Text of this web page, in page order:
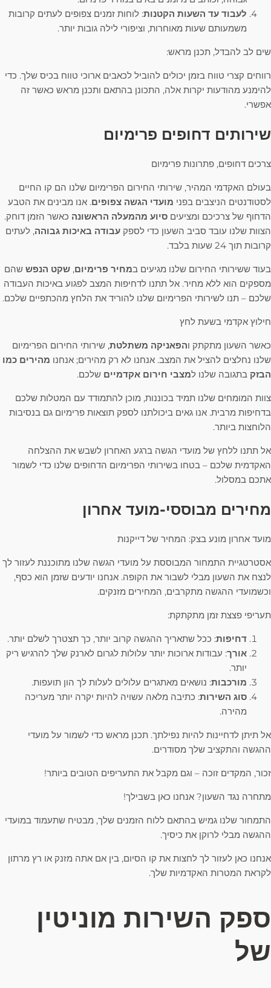
לעבוד עד השעות הקטנות: לוחות זמנים צפופים לעתים קרובות
משמעותם שעות מאוחרות, וציפורי לילה גובות יותר.
שים לב להבדל, תכנן מראש:
רווחים קצרי טווח בזמן יכולים להוביל לכאבים ארוכי טווח בכיס שלך. כדי
להימנע מהודעות יקרות אלה, התכונן בהתאם ותכנן מראש כאשר זה
אפשרי.
שירותים דחופים פרימיום
צרכים דחופים, פתרונות פרימיום
בעולם האקדמי המהיר, שירותי החירום הפרימיום שלנו הם קו החיים
לסטודנטים הניצבים בפני מועדי הגשה צפופים. אנו מבינים את הטבע
הדחוף של צרכיכם ומציעים סיוע מהמעלה הראשונה כאשר הזמן דוחק.
הצוות שלנו עובד סביב השעון כדי לספק עבודה באיכות גבוהה, לעתים
קרובות תוך 24 שעות בלבד.
בעוד ששירותי החירום שלנו מגיעים במחיר פרימיום, שקט הנפש שהם
מספקים הוא ללא מחיר. אל תתנו לדחיפות המצב לפגוע באיכות העבודה
שלכם – תנו לשירותי הפרימיום שלנו להוריד את הלחץ מהכתפיים שלכם.
חילוץ אקדמי בשעת לחץ
כאשר השעון מתקתק והפאניקה משתלטת, שירותי החירום הפרימיום
שלנו נחלצים להציל את המצב. אנחנו לא רק מהירים; אנחנו מהירים כמו
הבזק בתגובה שלנו למצבי חירום אקדמיים שלכם.
צוות המומחים שלנו תמיד בכוננות, מוכן להתמודד עם המטלות שלכם
בדחיפות מרבית. אנו גאים ביכולתנו לספק תוצאות פרימיום גם בנסיבות
הלוחצות ביותר.
אל תתנו ללחץ של מועדי הגשה ברגע האחרון לשבש את ההצלחה
האקדמית שלכם – בטחו בשירותי הפרימיום הדחופים שלנו כדי לשמור
אתכם במסלול.
מחירים מבוססי-מועד אחרון
מועד אחרון מונע בצק: המחיר של דייקנות
אסטרטגיית התמחור המבוססת על מועדי הגשה שלנו מתוכננת לעזור לך
לנצח את השעון מבלי לשבור את הקופה. אנחנו יודעים שזמן הוא כסף,
וכשמועדי ההגשה מתקרבים, המחירים מזנקים.
תעריפי פצצת זמן מתקתקת:
דחיפות: ככל שתאריך ההגשה קרוב יותר, כך תצטרך לשלם יותר.
אורך: עבודות ארוכות יותר עלולות לגרום לארנק שלך להרגיש ריק
יותר.
מורכבות: נושאים מאתגרים עלולים לעלות לך הון תועפות.
סוג השירות: כתיבה מלאה עשויה להיות יקרה יותר מעריכה
מהירה.
אל תיתן לדחיינות להיות נפילתך. תכנן מראש כדי לשמור על מועדי
ההגשה והתקציב שלך מסודרים.
זכור, המקדים זוכה – וגם מקבל את התעריפים הטובים ביותר!
מתחרה נגד השעון? אנחנו כאן בשבילך!
התמחור שלנו גמיש בהתאם ללוח הזמנים שלך, מבטיח שתעמוד במועדי
ההגשה מבלי לרוקן את כיסיך.
אנחנו כאן לעזור לך לחצות את קו הסיום, בין אם אתה מזנק או רץ מרתון
לקראת המטרות האקדמיות שלך.
ספק השירות מוניטין
של